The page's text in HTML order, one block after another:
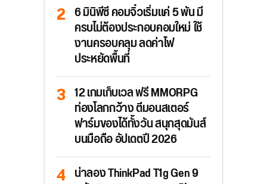
6 มินิพีซี คอมจิ๋วเริ่มแค่ 5 พัน มี
ครบไม่ต้องประกอบคอมใหม่ ใช้
งานครอบคลุม ลดค่าไฟ
ประหยัดพื้นที่
12 เกมเก็บเวล ฟรี MMORPG
ท่องโลกกว้าง ตีมอนสเตอร์
ฟาร์มของได้ทั้งวัน สนุกสุดมันส์
บนมือถือ อัปเดตปี 2026
น่าลอง ThinkPad T1g Gen 9